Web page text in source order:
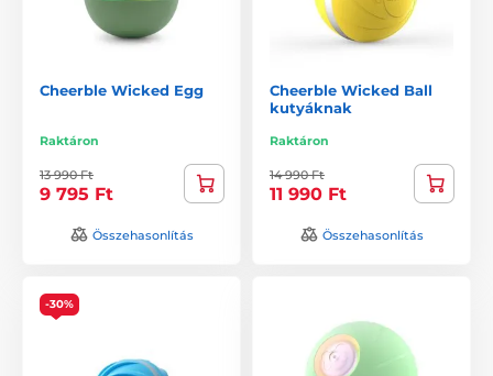
Cheerble Wicked Egg
Raktáron
13 990 Ft
9 795 Ft
Összehasonlítás
Cheerble Wicked Ball
kutyáknak
Raktáron
14 990 Ft
11 990 Ft
Összehasonlítás
-30%